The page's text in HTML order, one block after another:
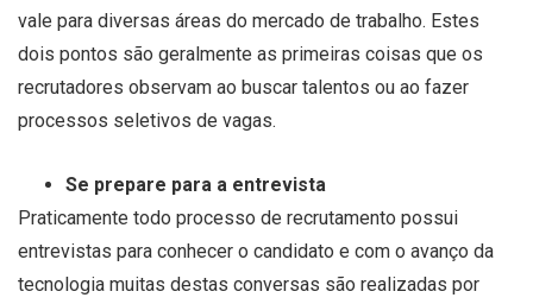
vale para diversas áreas do mercado de trabalho. Estes
dois pontos são geralmente as primeiras coisas que os
recrutadores observam ao buscar talentos ou ao fazer
processos seletivos de vagas.
Se prepare para a entrevista
Praticamente todo processo de recrutamento possui
entrevistas para conhecer o candidato e com o avanço da
tecnologia muitas destas conversas são realizadas por